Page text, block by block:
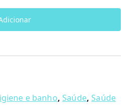
e banho,Saúde,Saúde